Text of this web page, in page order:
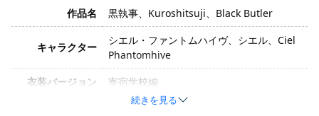
作品名
黒執事、Kuroshitsuji、Black Butler
キャラクター
シエル・ファントムハイヴ、シエル、Ciel
Phantomhive
衣装バージョン
寄宿学校編
XS、S、M、L、XL、XXL、XXXL
続きを見る